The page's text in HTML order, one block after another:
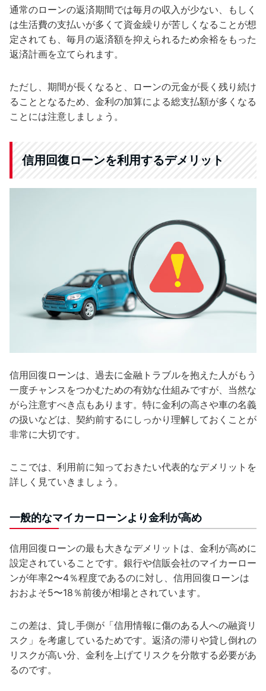
通常のローンの返済期間では毎月の収入が少ない、もしく
は生活費の支払いが多くて資金繰りが苦しくなることが想
定されても、毎月の返済額を抑えられるため余裕をもった
返済計画を立てられます。
ただし、期間が長くなると、ローンの元金が長く残り続け
ることとなるため、金利の加算による総支払額が多くなる
ことには注意しましょう。
信用回復ローンを利用するデメリット
信用回復ローンは、過去に金融トラブルを抱えた人がもう
一度チャンスをつかむための有効な仕組みですが、当然な
がら注意すべき点もあります。特に金利の高さや車の名義
の扱いなどは、契約前するにしっかり理解しておくことが
非常に大切です。
ここでは、利用前に知っておきたい代表的なデメリットを
詳しく見ていきましょう。
一般的なマイカーローンより金利が高め
信用回復ローンの最も大きなデメリットは、金利が高めに
設定されていることです。銀行や信販会社のマイカーロー
ンが年率2〜4％程度であるのに対し、信用回復ローンは
おおよそ5〜18％前後が相場とされています。
この差は、貸し手側が「信用情報に傷のある人への融資リ
スク」を考慮しているためです。返済の滞りや貸し倒れの
リスクが高い分、金利を上げてリスクを分散する必要があ
るのです。